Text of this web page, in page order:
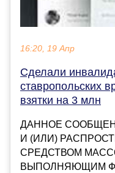
16:20, 19 Апр
Сделали
ставропольских
взятки на 3 млн
ДАННОЕ
И (ИЛИ)
СРЕДСТВОМ
ВЫПОЛНЯЮЩИМ